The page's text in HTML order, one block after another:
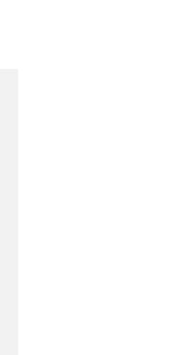
breda utbud av kostymer.